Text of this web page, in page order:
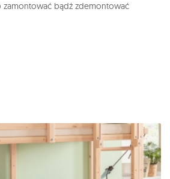
zamontować bądź zdemontować